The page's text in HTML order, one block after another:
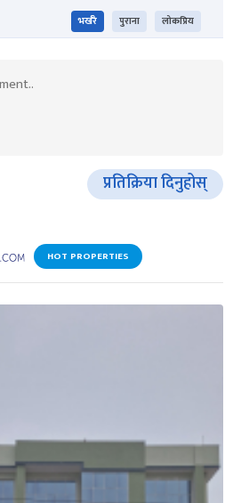
भर्खरै पुराना लोकप्रिय
प्रतिक्रिया दिनुहोस्
HOT PROPERTIES